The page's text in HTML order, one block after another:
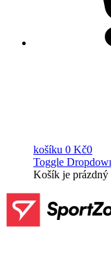
košíku 0 Kč0
Toggle
Košík je prázdný